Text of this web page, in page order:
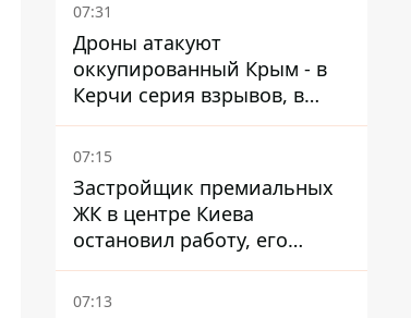
07:31
Дроны атакуют
оккупированный Крым - в
Керчи серия взрывов, в
Феодосии пожар
07:15
Застройщик премиальных
ЖК в центре Киева
остановил работу, его
руководители сбежали из
Украины - Bihus.info
07:13